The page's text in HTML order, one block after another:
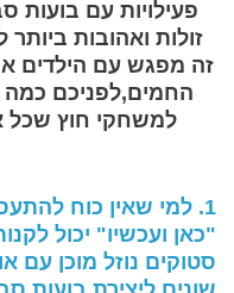
פעילויות עם בועות
זולות ואהובות ביותר
זה מפגש עם הילדים
החמים,לפניכם כמה
למשחקי חוץ שכל
1. למי שאין כוח
"כאן ועכשיו" יכול
סטוקים נוזל מוכן עם